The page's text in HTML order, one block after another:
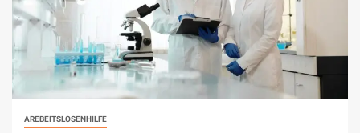
AREBEITSLOSENHILFE